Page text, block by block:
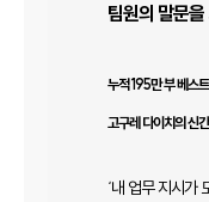
팀원의 말문
누적 195만 부 베스
고구레 다이치의 신
‘내 업무 지시가